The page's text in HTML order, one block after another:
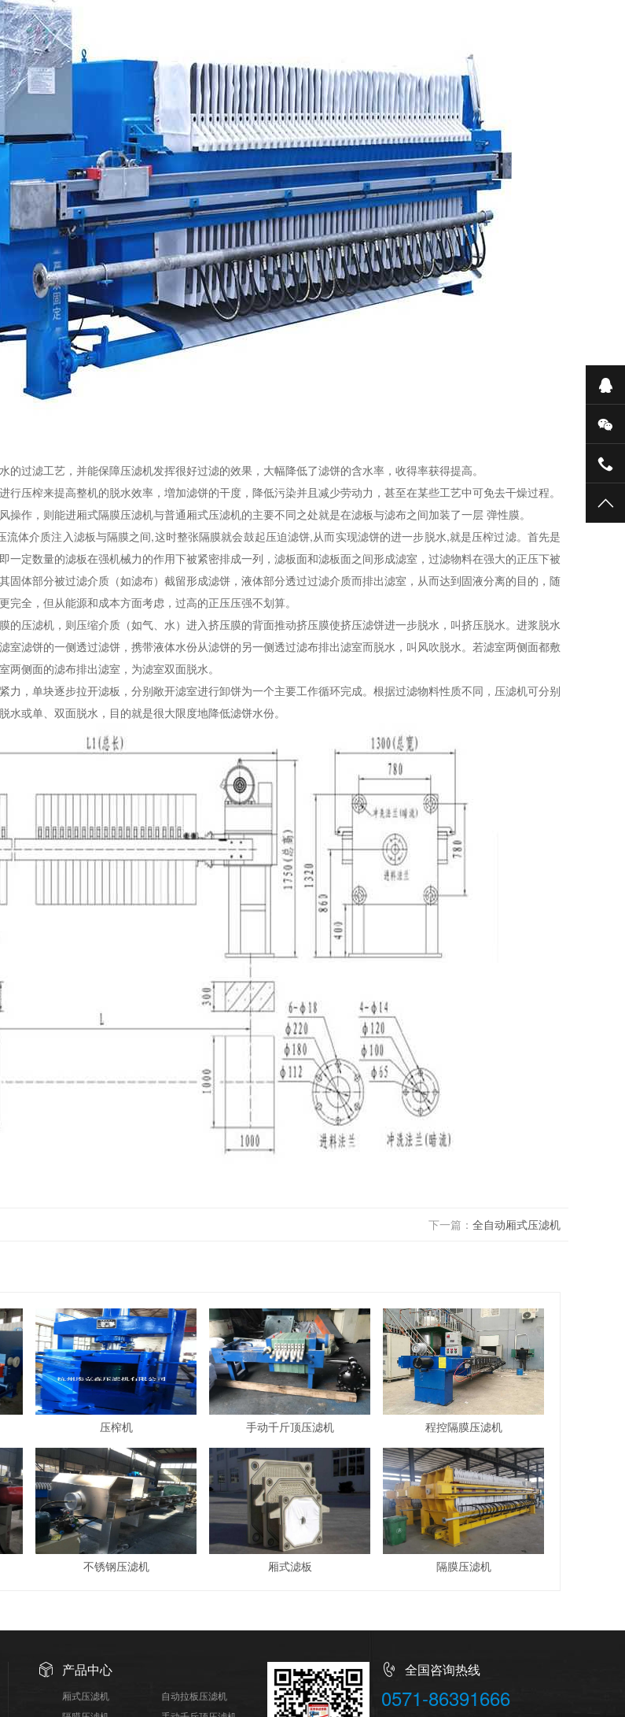
的过滤工艺，并能保障压滤机发挥很好过滤的效果，大幅降低了滤饼的含水率，收得率获得提高。
行压榨来提高整机的脱水效率，増加滤饼的干度，降低污染并且减少劳动力，甚至在某些工艺中可免去干燥过程。
操作，则能进厢式隔膜压滤机与普通厢式压滤机的主要不同之处就是在滤板与滤布之间加装了一层 弹性膜。
流体介质注入滤板与隔膜之间,这时整张隔膜就会鼓起压迫滤饼,从而实现滤饼的进一步脱水,就是压榨过滤。首先是
一定数量的滤板在强机械力的作用下被紧密排成一列，滤板面和滤板面之间形成滤室，过滤物料在强大的正压下被
固体部分被过滤介质（如滤布）截留形成滤饼，液体部分透过过滤介质而排出滤室，从而达到固液分离的目的，随
完全，但从能源和成本方面考虑，过高的正压压强不划算。
的压滤机，则压缩介质（如气、水）进入挤压膜的背面推动挤压膜使挤压滤饼进一步脱水，叫挤压脱水。进浆脱水
室滤饼的一侧透过滤饼，携带液体水份从滤饼的另一侧透过滤布排出滤室而脱水，叫风吹脱水。若滤室两侧面都敷
两侧面的滤布排出滤室，为滤室双面脱水。
力，单块逐步拉开滤板，分别敞开滤室进行卸饼为一个主要工作循环完成。根据过滤物料性质不同，压滤机可分别
水或单、双面脱水，目的就是很大限度地降低滤饼水份。
下一篇： 全自动厢式压滤机
压榨机 手动千斤顶压滤机 程控隔膜压滤机
不锈钢压滤机 厢式滤板 隔膜压滤机
产品中心
厢式压滤机
自动拉板压滤机
全国咨询热线
0571-86391666